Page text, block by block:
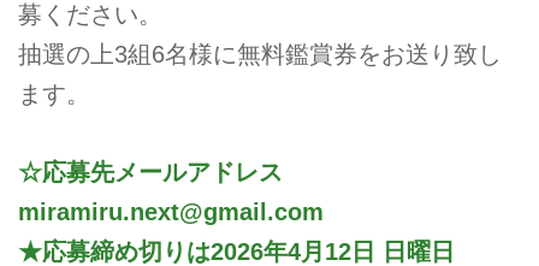
募ください。
抽選の上3組6名様に無料鑑賞券をお送り致し
ます。
☆応募先メールアドレス
miramiru.next@gmail.com
★応募締め切りは2026年4月12日 日曜日